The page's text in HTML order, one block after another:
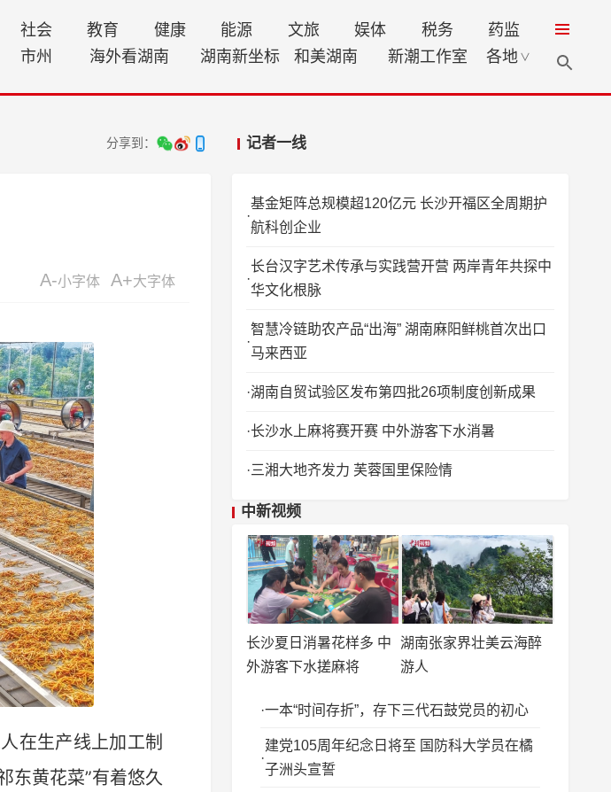
社会 教育 健康 能源 文旅 娱体 税务
药监
市州 海外看湖南 湖南新坐标 和美湖南 新潮工作室 各地 ∨
分享到： 记者一线
A-小字体 A+大字体
在生产线上加工制
东黄花菜”有着悠久
基金矩阵总规模超120亿元 长沙开福区全周期护
航科创企业
长台汉字艺术传承与实践营开营 两岸青年共探中
华文化根脉
智慧冷链助农产品“出海” 湖南麻阳鲜桃首次出口
马来西亚
湖南自贸试验区发布第四批26项制度创新成果
长沙水上麻将赛开赛 中外游客下水消暑
三湘大地齐发力 芙蓉国里保险情
中新视频
长沙夏日消暑花样多 中
外游客下水搓麻将
湖南张家界壮美云海醉
游人
一本“时间存折”，存下三代石鼓党员的初心
建党105周年纪念日将至 国防科大学员在橘
子洲头宣誓